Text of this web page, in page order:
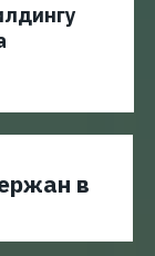
в